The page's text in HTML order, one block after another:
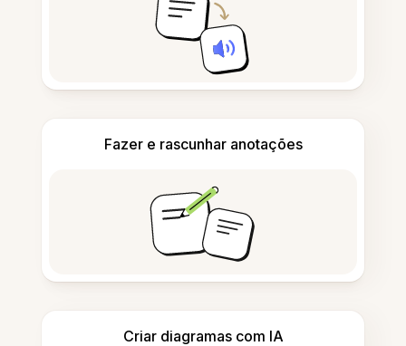
Fazer e rascunhar anotações
Criar diagramas com IA